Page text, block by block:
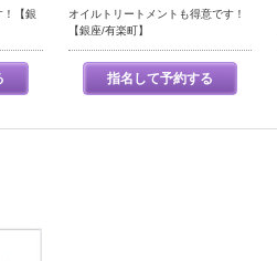
！【銀
オイルトリートメントも得意です！
【銀座/有楽町】
指名して予約する